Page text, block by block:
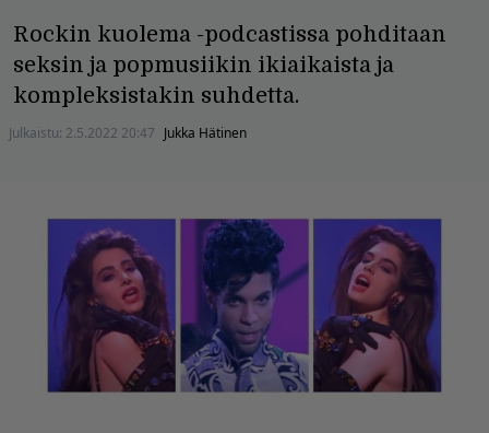
Rockin kuolema -podcastissa pohditaan
seksin ja popmusiikin ikiaikaista ja
kompleksistakin suhdetta.
Julkaistu: 2.5.2022 20:47 Jukka Hätinen